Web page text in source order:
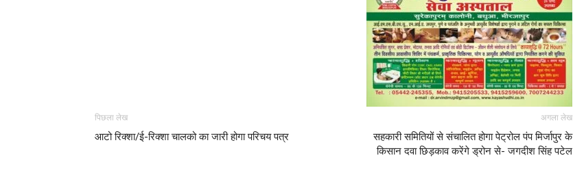
News
पिछला लेख
आटो रिक्शा/ई-रिक्शा चालको का जारी होगा परिचय पत्र
अगला लेख
सहकारी समितियों से संचालित होगा पेट्रोल पंप मिर्जापुर के
किसान दवा छिड़काव करेंगे ड्रोन से- जगदीश सिंह पटेल